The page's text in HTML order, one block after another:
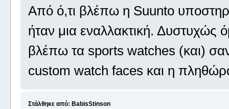
Από ό,τι βλέπω η Suunto
ήταν μια εναλλακτική. Δυστυχώς
βλέπω τα sports watches (και) σαν
custom watch faces και η
Στάλθηκε από: BabisStinson